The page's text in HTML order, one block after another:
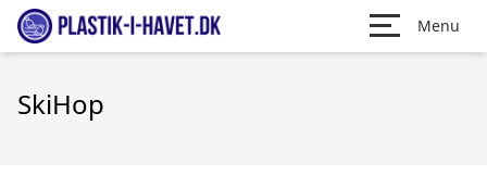
Menu
SkiHop